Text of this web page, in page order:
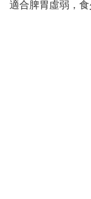
適合脾胃虛弱，